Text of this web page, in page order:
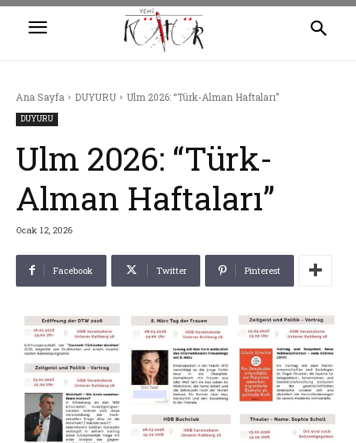
Ana Sayfa DUYURU Ulm 2026: “Türk-Alman Haftaları”
DUYURU
Ulm 2026: “Türk-
Alman Haftaları”
Ocak 12, 2026
Facebook Twitter Pinterest